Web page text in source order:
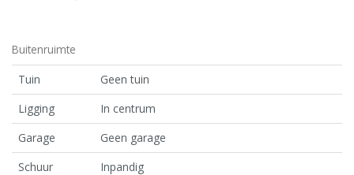
Buitenruimte
Tuin
Geen tuin
Ligging
In centrum
Garage
Geen garage
Schuur
Inpandig